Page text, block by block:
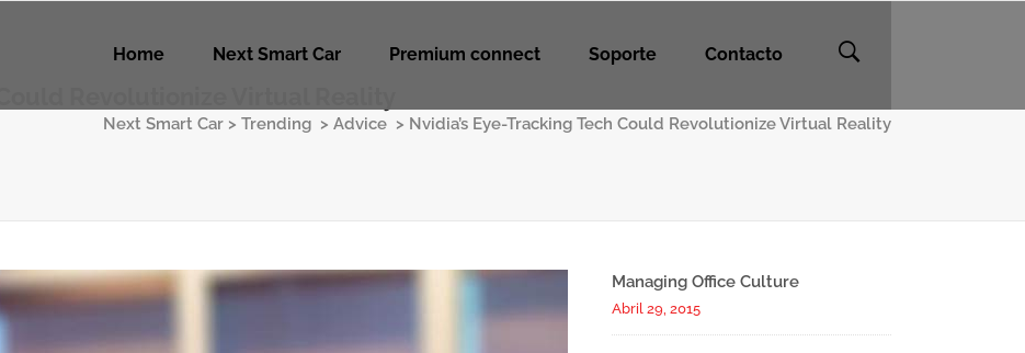
Home Next Smart Car Premium connect Soporte Contacto
Revolutionize Virtual Reality
Next Smart Car > Trending > Advice > Nvidia’s Eye-Tracking Tech Could Revolutionize Virtual Reality
Managing Office Culture
Abril 29, 2015